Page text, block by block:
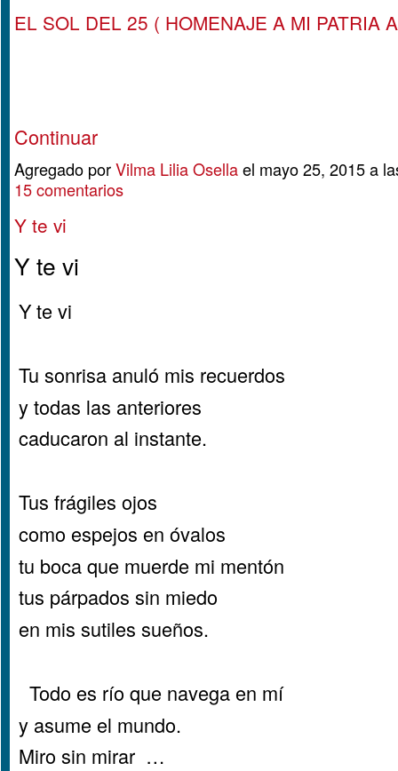
EL SOL DEL 25 ( HOMENAJE A MI PATRIA
Continuar
Agregado porVilma Lilia Osellael mayo 25, 2015 a
15 comentarios
Y te vi
Y te vi
Y te vi
Tu sonrisa anuló mis recuerdos
y todas las anteriores
caducaron al instante.
Tus frágiles ojos
como espejos en óvalos
tu boca que muerde mi mentón
tus párpados sin miedo
en mis sutiles sueños.
Todo es río que navega en mí
y asume el mundo.
Miro sin mirar …